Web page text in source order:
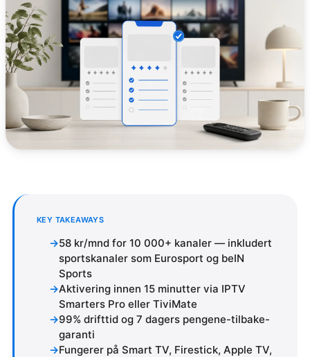
KEY TAKEAWAYS
58 kr/mnd for 10 000+ kanaler — inkludert
sportskanaler som Eurosport og beIN
Sports
Aktivering innen 15 minutter via IPTV
Smarters Pro eller TiviMate
99% drifttid og 7 dagers pengene-tilbake-
garanti
Fungerer på Smart TV, Firestick, Apple TV,